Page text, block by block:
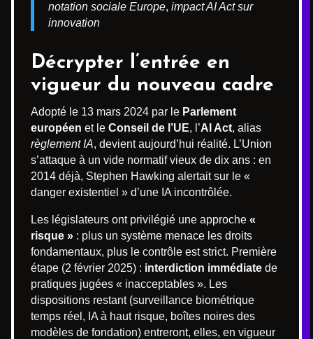
notation sociale Europe, impact AI Act sur
innovation
Décrypter l’entrée en
vigueur du nouveau cadre
Adopté le 13 mars 2024 par le Parlement
européen et le Conseil de l’UE, l’AI Act, alias
règlement IA, devient aujourd’hui réalité. L’Union
s’attaque à un vide normatif vieux de dix ans : en
2014 déjà, Stephen Hawking alertait sur le «
danger existentiel » d’une IA incontrôlée.
Les législateurs ont privilégié une approche «
risque » : plus un système menace les droits
fondamentaux, plus le contrôle est strict. Première
étape (2 février 2025) : interdiction immédiate de
pratiques jugées « inacceptables ». Les
dispositions restant (surveillance biométrique
temps réel, IA à haut risque, boîtes noires des
modèles de fondation) entreront, elles, en vigueur